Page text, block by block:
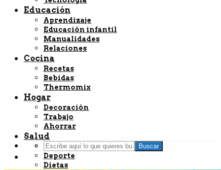
Educación
Aprendizaje
Educación infantil
Manualidades
Relaciones
Cocina
Recetas
Bebidas
Thermomix
Hogar
Decoración
Trabajo
Ahorrar
Salud
Bienestar
Deporte
Dietas
Buscar